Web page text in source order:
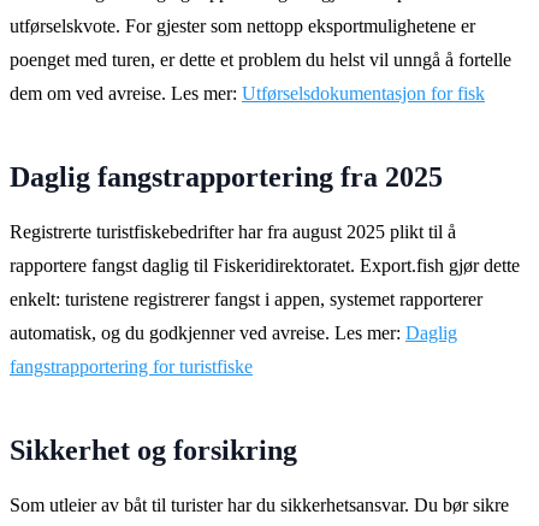
utførselskvote. For gjester som nettopp eksportmulighetene er
poenget med turen, er dette et problem du helst vil unngå å fortelle
dem om ved avreise. Les mer: Utførselsdokumentasjon for fisk
Daglig fangstrapportering fra 2025
Registrerte turistfiskebedrifter har fra august 2025 plikt til å
rapportere fangst daglig til Fiskeridirektoratet. Export.fish gjør dette
enkelt: turistene registrerer fangst i appen, systemet rapporterer
automatisk, og du godkjenner ved avreise. Les mer: Daglig
fangstrapportering for turistfiske
Sikkerhet og forsikring
Som utleier av båt til turister har du sikkerhetsansvar. Du bør sikre